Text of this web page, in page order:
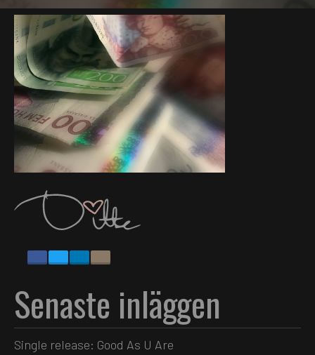
Senaste inläggen
Single release: Good As U Are